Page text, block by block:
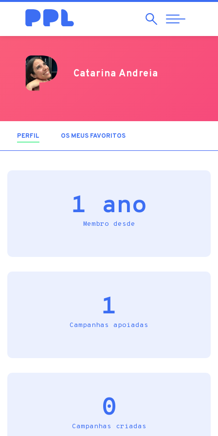
Pesquisar
Abrir
Navegação
Catarina Andreia
PERFIL (SEPARADOR ATIVO)
OS MEUS FAVORITOS
1 ano
Membro desde
1
Campanhas apoiadas
0
Campanhas criadas